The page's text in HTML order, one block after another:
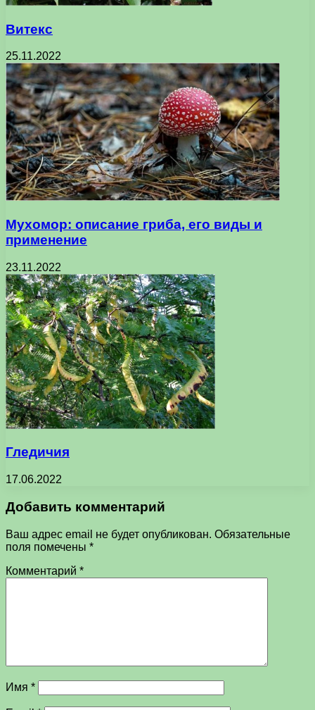
Витекс
25.11.2022
Мухомор: описание гриба, его виды и
применение
23.11.2022
Гледичия
17.06.2022
Добавить комментарий
Ваш адрес email не будет опубликован. Обязательные
поля помечены *
Комментарий *
Имя *